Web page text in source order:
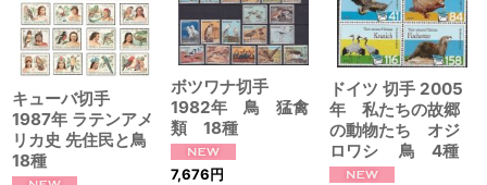
キューバ切手
1987年 ラテンアメ
リカ史 先住民と鳥
18種
ボツワナ切手
1982年 鳥 猛禽
類 18種
7,676円
ドイツ 切手 2005
年 私たちの故郷
の動物たち オジ
ロワシ 鳥 4種